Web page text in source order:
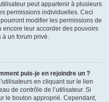
peut appartenir à plusieurs
permissions individuelles. Ceci
modifier les permissions de
leur accorder des pouvoirs
à un forum privé.
puis-je en rejoindre un ?
en cliquant sur le lien
de contrôle de l’utilisateur. Si
le bouton approprié. Cependant,